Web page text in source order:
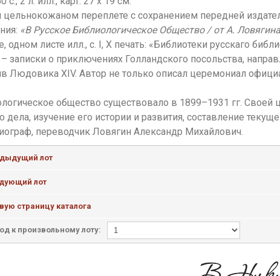
переплете с сохранением передней
«В Русское Библиологическое Общество / от А.
одном листе илл., с. I, X печать: «Библиотеки русскаго
записки о приключениях Голландского посольства,
Людовика XIV. Автор не только описал церемониал
общество существовало в 1899–1931 гг.
дела, изучение его истории и развития, составление
переводчик Ловягин Александр Михайлович.
лот
лот
страницу каталога
к произвольному лоту: